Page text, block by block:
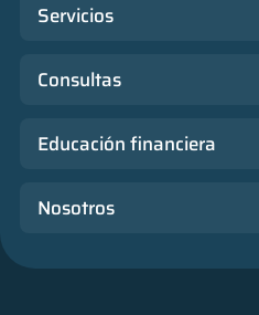
Servicios
Consultas
Educación financiera
Nosotros